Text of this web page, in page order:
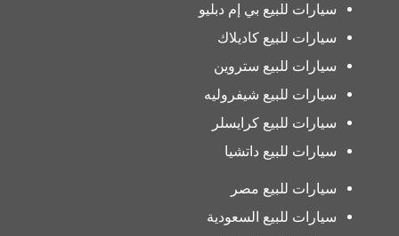
سيارات للبيع بي إم دبليو
سيارات للبيع كاديلاك
سيارات للبيع ستروين
سيارات للبيع شيفروليه
سيارات للبيع كرايسلر
سيارات للبيع داتشيا
سيارات للبيع مصر
سيارات للبيع السعودية